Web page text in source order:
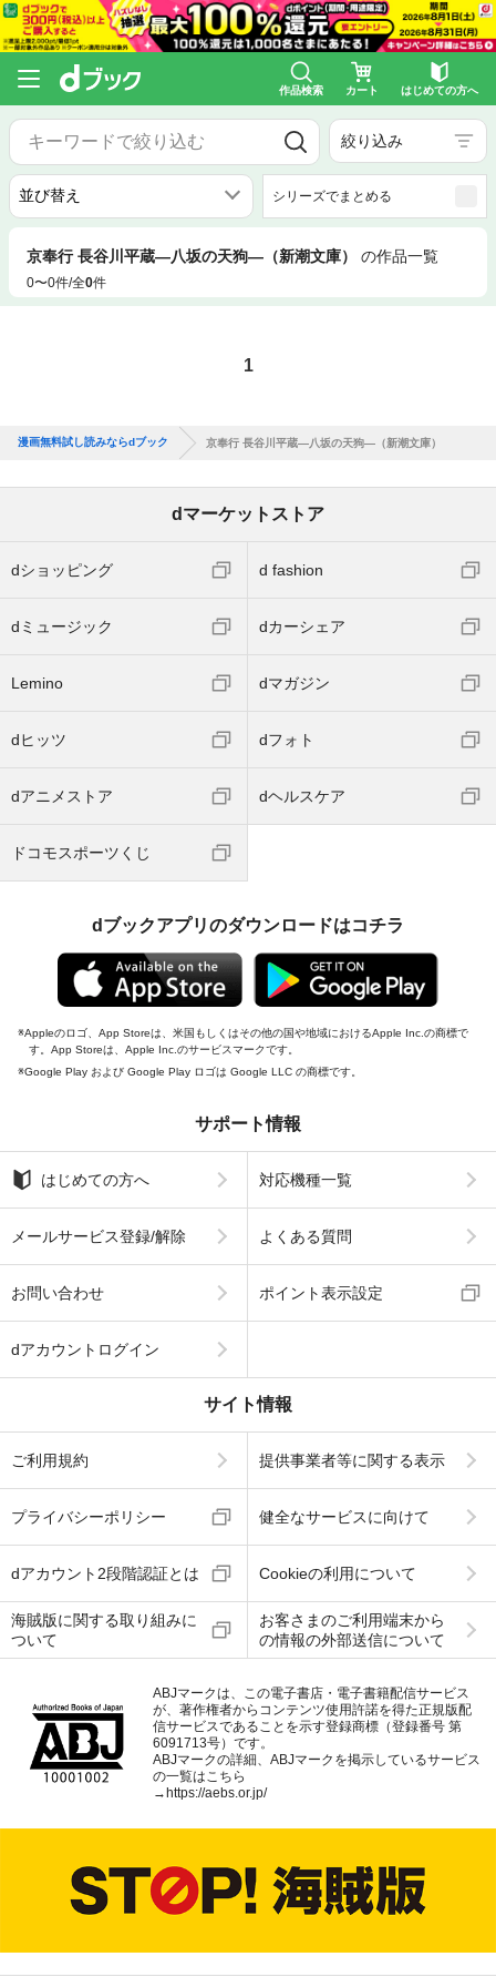
作品検索 カート はじめての方へ
絞り込み
シリーズでまとめる
京奉行 長谷川平蔵―八坂の天狗―（新潮文庫） の作品一覧
0〜0件/全0件
1
漫画無料試し読みならdブック 京奉行 長谷川平蔵―八坂の天狗―（新潮文庫）
dマーケットストア
dショッピング d fashion
dミュージック dカーシェア
Lemino dマガジン
dヒッツ dフォト
dアニメストア dヘルスケア
ドコモスポーツくじ
dブックアプリのダウンロードはコチラ
Appleのロゴ、App Storeは、米国もしくはその他の国や地域におけるApple Inc.の商標で
す。App Storeは、Apple Inc.のサービスマークです。
Google Play および Google Play ロゴは Google LLC の商標です。
サポート情報
はじめての方へ 対応機種一覧
メールサービス登録/解除 よくある質問
お問い合わせ ポイント表示設定
dアカウントログイン
サイト情報
ご利用規約 提供事業者等に関する表示
プライバシーポリシー 健全なサービスに向けて
dアカウント2段階認証とは Cookieの利用について
海賊版に関する取り組みに
ついて
お客さまのご利用端末から
の情報の外部送信について
ABJマークは、この電子書店・電子書籍配信サービス
が、著作権者からコンテンツ使用許諾を得た正規版配
信サービスであることを示す登録商標（登録番号 第
6091713号）です。
ABJマークの詳細、ABJマークを掲示しているサービス
の一覧はこちら
→https://aebs.or.jp/